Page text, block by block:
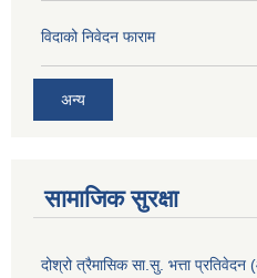
विदाको निवेदन फाराम
अन्य
सामाजिक सुरक्षा
दोश्रो त्रैमासिक सा.सु. भत्ता